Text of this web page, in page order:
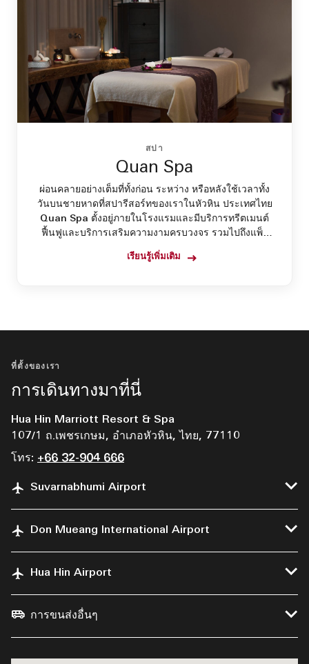
สปา
Quan Spa
ผ่อนคลายอย่างเต็มที่ทั้งก่อน ระหว่าง หรือหลังใช้เวลาทั้ง
วันบนชายหาดที่สปารีสอร์ทของเราในหัวหิน ประเทศไทย
Quan Spa ตั้งอยู่ภายในโรงแรมและมีบริการทรีตเมนต์
ฟื้นฟูและบริการเสริมความงามครบวงจร รวมไปถึงแพ็ก
เกจสปา
เรียนรู้เพิ่มเติม
ที่ตั้งของเรา
การเดินทางมาที่นี่
Hua Hin Marriott Resort & Spa
107/1 ถ.เพชรเกษม, อำเภอหัวหิน, ไทย, 77110
โทร: +66 32-904 666
Suvarnabhumi Airport
Don Mueang International Airport
Hua Hin Airport
การขนส่งอื่นๆ